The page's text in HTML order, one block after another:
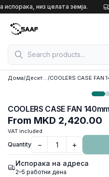
Skip to content
испорака, низ целата земја.
Дома/ Десктоп кулери /
From MKD 2,420.00
VAT included
Quantity − +
Испорака на адреса
2–5 работни дена